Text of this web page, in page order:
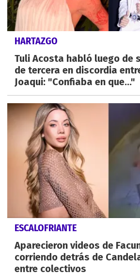
HARTAZGO
Tuli Acosta habló luego de
de tercera en discordia
Joaqui: "Confiaba en que..."
ESCALOFRIANTE
Aparecieron videos de
corriendo detrás de
entre colectivos